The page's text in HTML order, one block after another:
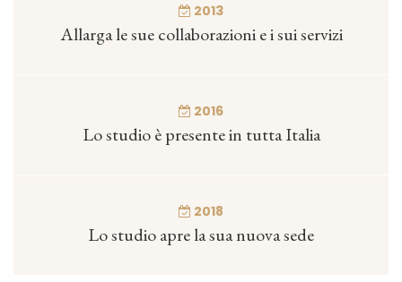
2013
Allarga le sue collaborazioni e i sui servizi
2016
Lo studio è presente in tutta Italia
2018
Lo studio apre la sua nuova sede